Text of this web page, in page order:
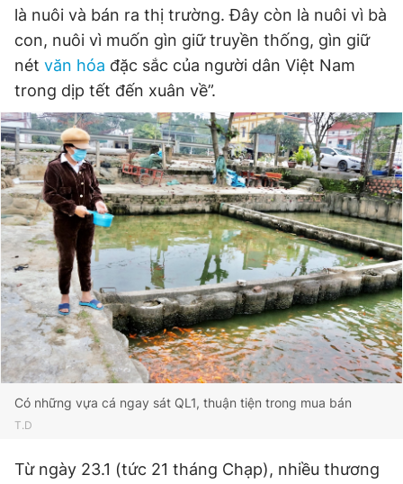
là nuôi và bán ra thị trường. Đây còn là nuôi vì bà
con, nuôi vì muốn gìn giữ truyền thống, gìn giữ
nét văn hóa đặc sắc của người dân Việt Nam
trong dịp tết đến xuân về”.
Có những vựa cá ngay sát QL1, thuận tiện trong mua bán
T.D
Từ ngày 23.1 (tức 21 tháng Chạp), nhiều thương